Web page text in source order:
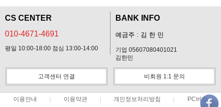
CS CENTER
010-4671-4691
평일 10:00-18:00 점심 13:00-14:00
BANK INFO
예금주 : 김 한 민
기업 05607080401021
김한민
고객센터 연결 비회원 1:1 문의
이용안내 이용약관 개인정보처리방침 PC버전